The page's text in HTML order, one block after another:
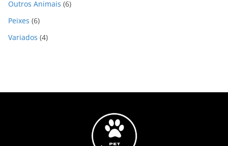
Outros Animais (6)
Peixes (6)
Variados (4)